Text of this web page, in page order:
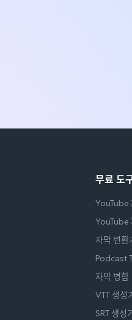
무료 도
YouTube
YouTube
자막 변환
Podcast
자막 병합
VTT 생성
SRT 생성